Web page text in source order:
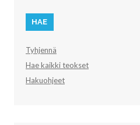
Tyhjennä
Hae kaikki teokset
Hakuohjeet